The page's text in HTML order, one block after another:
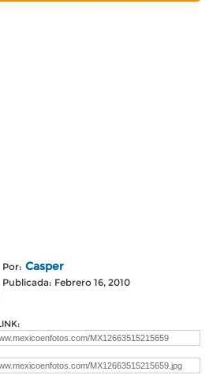
Por: Casper
Publicada: Febrero 16, 2010